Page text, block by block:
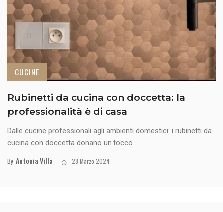
CUCINE
Rubinetti da cucina con doccetta: la
professionalità è di casa
Dalle cucine professionali agli ambienti domestici: i rubinetti da
cucina con doccetta donano un tocco ...
By Antonia Villa 28 Marzo 2024